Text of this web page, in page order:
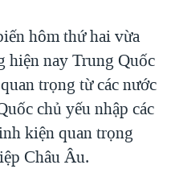
TỪ NÔNG THÔN MỸ
hôm thứ hai vừa
hiện nay Trung Quốc
trọng từ các nước
chủ yếu nhập các
kiện quan trọng
Châu Âu.